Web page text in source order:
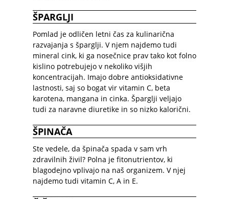
ŠPARGLJI
Pomlad je odličen letni čas za kulinarična
razvajanja s šparglji. V njem najdemo tudi
mineral cink, ki ga nosečnice prav tako kot folno
kislino potrebujejo v nekoliko višjih
koncentracijah. Imajo dobre antioksidativne
lastnosti, saj so bogat vir vitamin C, beta
karotena, mangana in cinka. Šparglji veljajo
tudi za naravne diuretike in so nizko kalorični.
ŠPINAČA
Ste vedele, da špinača spada v sam vrh
zdravilnih živil? Polna je fitonutrientov, ki
blagodejno vplivajo na naš organizem. V njej
najdemo tudi vitamin C, A in E.